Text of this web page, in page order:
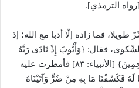
الترمذي].
فما زاده إلّا أدبا مع الله؛ إذ
فقال: {وَأَيُّوبَ إِذْ نَادَى رَبَّهُ
أَنِّي مَسَّنِيَ الضُّرُّ وَأَنْتَ أَرْحَمُ الرَّاحِمِينَ} [الأنبياء: ٨٣] فأمطرت عليه
لَهُ فَكَشَفْنَا مَا بِهِ مِنْ ضُرٍّ وَآتَيْنَاهُ